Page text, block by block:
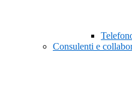
Consulenti e